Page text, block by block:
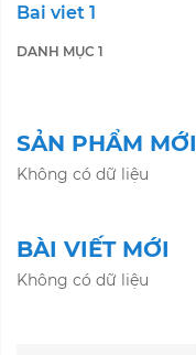
Bai viet 1
DANH MỤC 1
SẢN PHẨM MỚI
Không có dữ liệu
BÀI VIẾT MỚI
Không có dữ liệu